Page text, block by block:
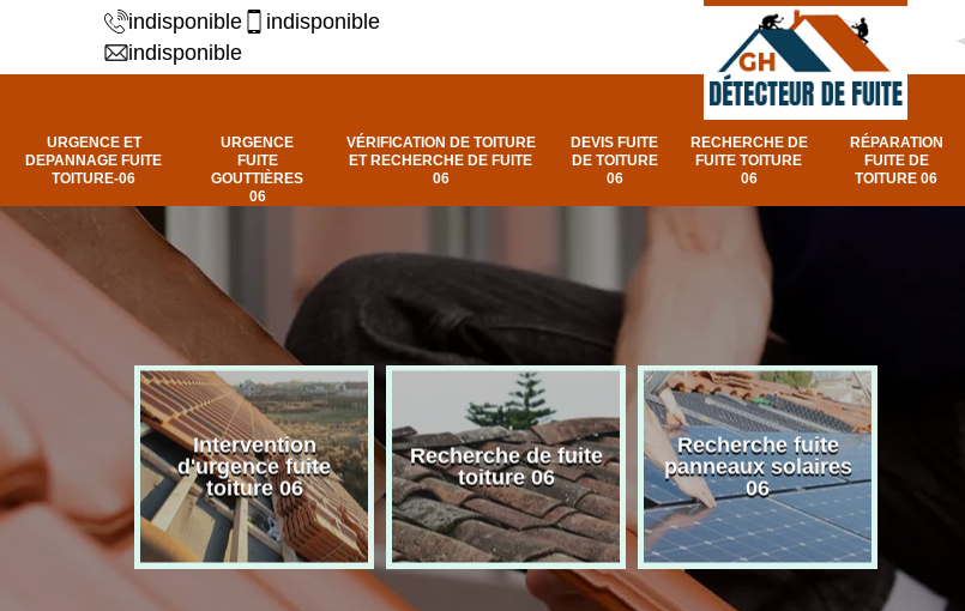
indisponible
indisponible
indisponible
URGENCE ET
DEPANNAGE FUITE
TOITURE-06
URGENCE
FUITE
GOUTTIÈRES
06
VÉRIFICATION DE TOITURE
ET RECHERCHE DE FUITE
06
DEVIS FUITE
DE TOITURE
06
RECHERCHE DE
FUITE TOITURE
06
RÉPARATION
FUITE DE
TOITURE 06
de
06
Intervention
d'urgence fuite
toiture 06
Recherche de fuite
toiture 06
Recherche fuite
panneaux solaires
06